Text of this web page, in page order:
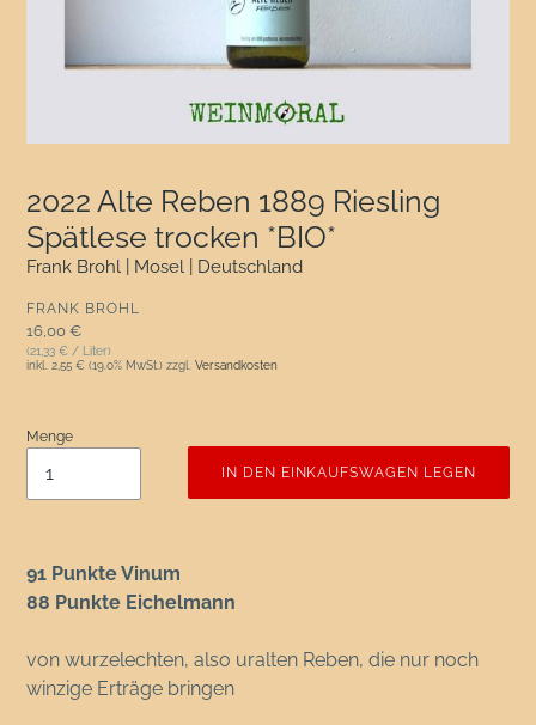
2022 Alte Reben 1889 Riesling
Spätlese trocken *BIO*
Frank Brohl | Mosel | Deutschland
VERKÄUFER
FRANK BROHL
Normaler Preis
16,00 €
(21,33 € / Liter)
inkl. 2,55 € (19.0% MwSt.) zzgl. Versandkosten
Menge
IN DEN EINKAUFSWAGEN LEGEN
91 Punkte Vinum
88 Punkte Eichelmann
von wurzelechten, also uralten Reben, die nur noch
winzige Erträge bringen